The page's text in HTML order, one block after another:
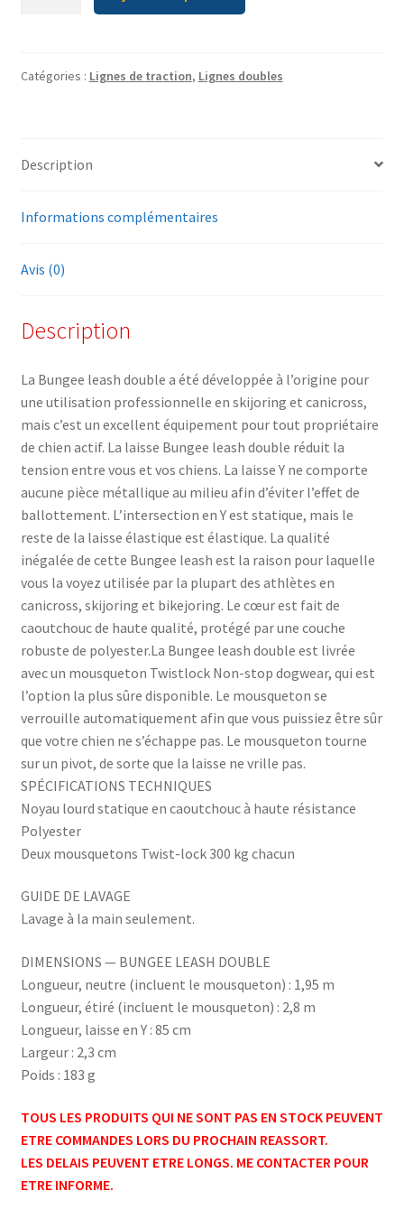
Double
Catégories : Lignes de traction, Lignes doubles
Description
Informations complémentaires
Avis (0)
Description
La Bungee leash double a été développée à l’origine pour
une utilisation professionnelle en skijoring et canicross,
mais c’est un excellent équipement pour tout propriétaire
de chien actif. La laisse Bungee leash double réduit la
tension entre vous et vos chiens. La laisse Y ne comporte
aucune pièce métallique au milieu afin d’éviter l’effet de
ballottement. L’intersection en Y est statique, mais le
reste de la laisse élastique est élastique. La qualité
inégalée de cette Bungee leash est la raison pour laquelle
vous la voyez utilisée par la plupart des athlètes en
canicross, skijoring et bikejoring. Le cœur est fait de
caoutchouc de haute qualité, protégé par une couche
robuste de polyester.La Bungee leash double est livrée
avec un mousqueton Twistlock Non-stop dogwear, qui est
l’option la plus sûre disponible. Le mousqueton se
verrouille automatiquement afin que vous puissiez être sûr
que votre chien ne s’échappe pas. Le mousqueton tourne
sur un pivot, de sorte que la laisse ne vrille pas.
SPÉCIFICATIONS TECHNIQUES
Noyau lourd statique en caoutchouc à haute résistance
Polyester
Deux mousquetons Twist-lock 300 kg chacun
GUIDE DE LAVAGE
Lavage à la main seulement.
DIMENSIONS — BUNGEE LEASH DOUBLE
Longueur, neutre (incluent le mousqueton) : 1,95 m
Longueur, étiré (incluent le mousqueton) : 2,8 m
Longueur, laisse en Y : 85 cm
Largeur : 2,3 cm
Poids : 183 g
TOUS LES PRODUITS QUI NE SONT PAS EN STOCK PEUVENT
ETRE COMMANDES LORS DU PROCHAIN REASSORT.
LES DELAIS PEUVENT ETRE LONGS. ME CONTACTER POUR
ETRE INFORME.